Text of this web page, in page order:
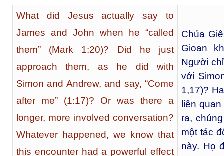
What did Jesus actually say to
James and John when he “called
them” (Mark 1:20)? Did he just
approach them, as he did with
Simon and Andrew, and say, “Come
after me” (1:17)? Or was there a
longer, more involved conversation?
Whatever happened, we know that
this encounter had a powerful effect
Chúa
Gioan
Người
với
1,17)?
liên
ra,
một tác
này. Họ